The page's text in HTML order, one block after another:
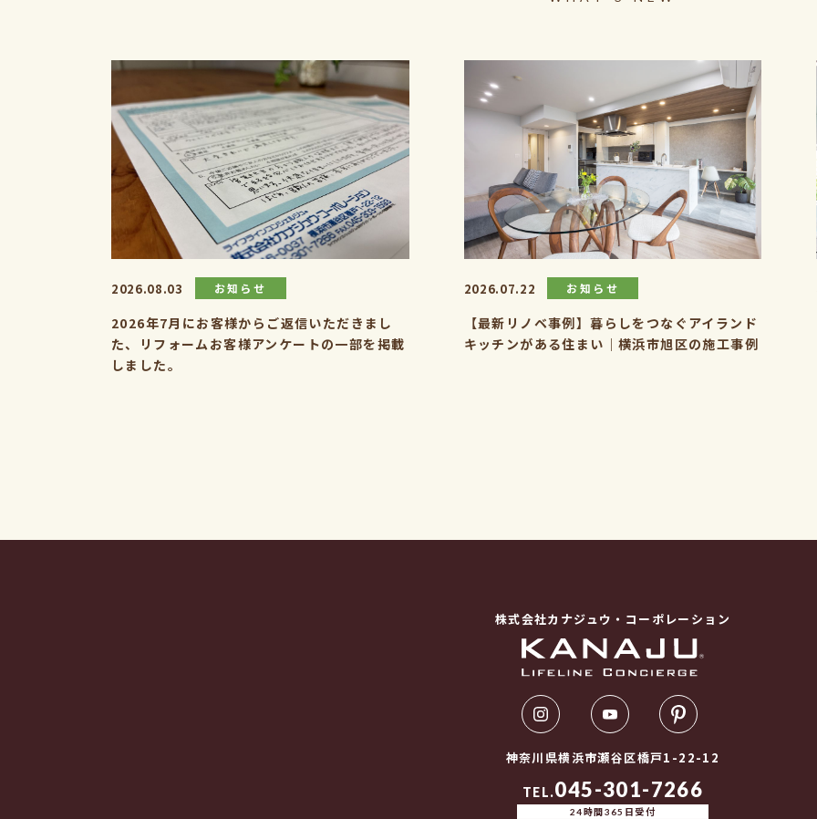
2026.08.03 お知らせ
2026年7月にお客様からご返信いただきまし
た、リフォームお客様アンケートの一部を掲載
しました。
2026.07.22 お知らせ
【最新リノベ事例】暮らしをつなぐアイランド
キッチンがある住まい｜横浜市旭区の施工事例
株式会社カナジュウ・コーポレーション
神奈川県横浜市瀬谷区橋戸1-22-12
TEL.045-301-7266
24時間365日受付